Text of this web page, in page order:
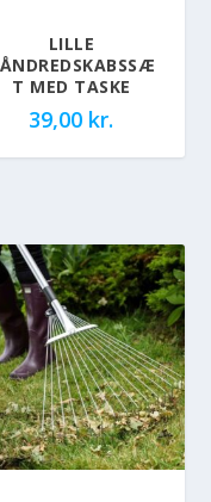
LILLE
T MED TASKE
39,00 kr.